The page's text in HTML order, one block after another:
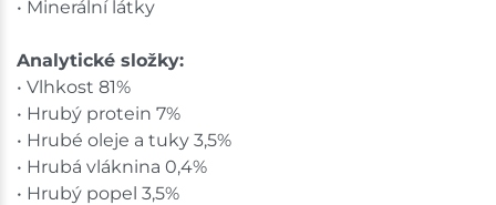
• Minerální látky
Analytické složky:
• Vlhkost 81%
• Hrubý protein 7%
• Hrubé oleje a tuky 3,5%
• Hrubá vláknina 0,4%
• Hrubý popel 3,5%